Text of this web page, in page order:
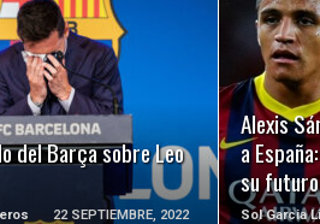
del Barça sobre Leo
22 SEPTIEMBRE, 2022
LEER MÁS
Alexis
a
su futuro
Sol Garcia